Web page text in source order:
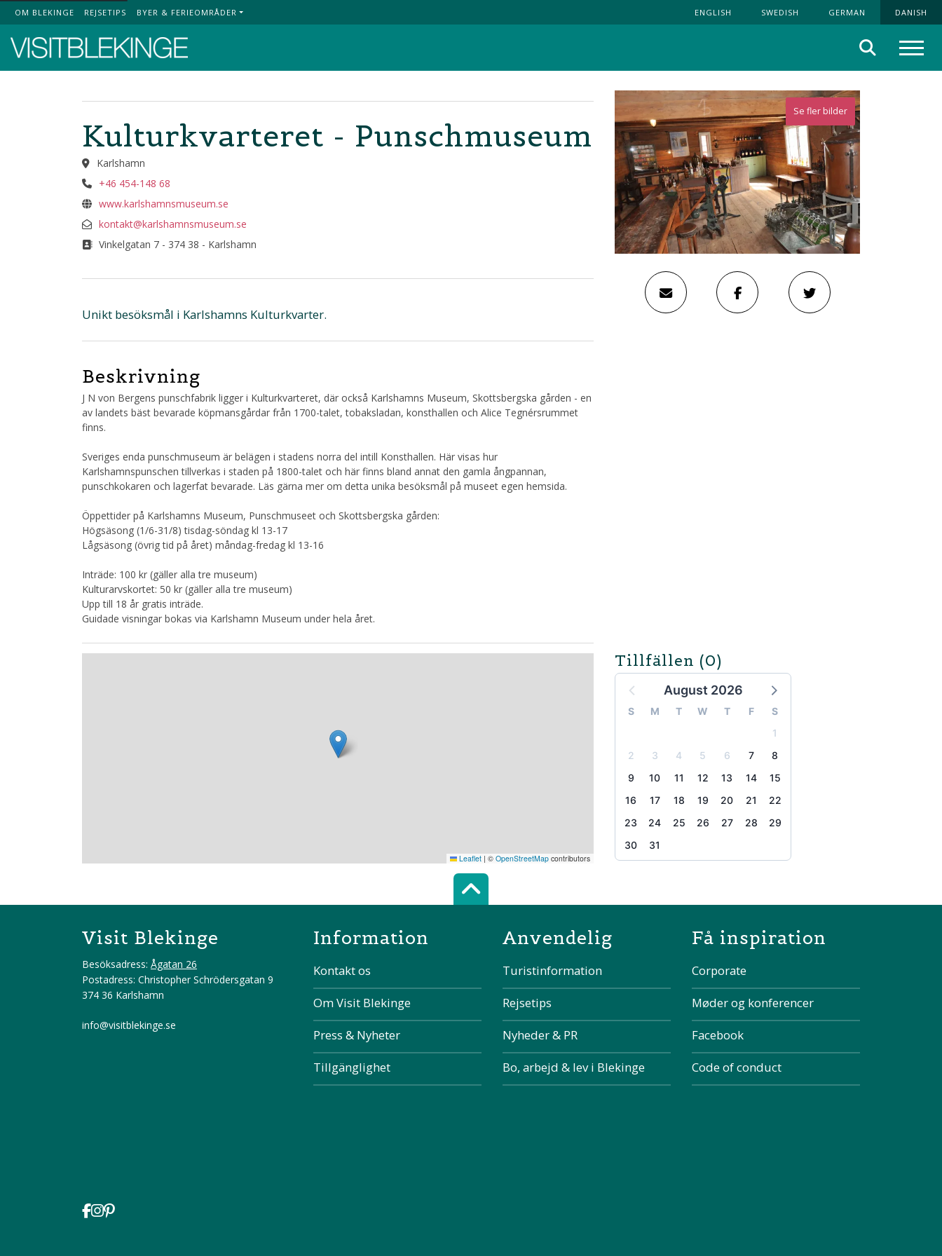
Top Menu
OM BLEKINGE REJSETIPS BYER & FERIEOMRÅDER ENGLISH SWEDISH GERMAN DANISH
Søg
Se fler bilder
Kulturkvarteret - Punschmuseum
Karlshamn
+46 454-148 68
www.karlshamnsmuseum.se
kontakt@karlshamnsmuseum.se
Vinkelgatan 7 - 374 38 - Karlshamn
Unikt besöksmål i Karlshamns Kulturkvarter.
Beskrivning
J N von Bergens punschfabrik ligger i Kulturkvarteret, där också Karlshamns Museum, Skottsbergska gården - en
av landets bäst bevarade köpmansgårdar från 1700-talet, tobaksladan, konsthallen och Alice Tegnérsrummet
finns.
Sveriges enda punschmuseum är belägen i stadens norra del intill Konsthallen. Här visas hur
Karlshamnspunschen tillverkas i staden på 1800-talet och här finns bland annat den gamla ångpannan,
punschkokaren och lagerfat bevarade. Läs gärna mer om detta unika besöksmål på museet egen hemsida.
Öppettider på Karlshamns Museum, Punschmuseet och Skottsbergska gården:
Högsäsong (1/6-31/8) tisdag-söndag kl 13-17
Lågsäsong (övrig tid på året) måndag-fredag kl 13-16
Inträde: 100 kr (gäller alla tre museum)
Kulturarvskortet: 50 kr (gäller alla tre museum)
Upp till 18 år gratis inträde.
Guidade visningar bokas via Karlshamn Museum under hela året.
Tillfällen (0)
August 2026
S M T W T F
S
1
2
3 4 5 6 7
8
9
10 11 12 13 14
15
16
17 18 19 20 21
22
23
24 25 26 27 28
29
30
31
Leaflet | © OpenStreetMap contributors
Scroll top of the page
Visit Blekinge
Besöksadress: Ågatan 26
Postadress: Christopher Schrödersgatan 9
374 36 Karlshamn
info@visitblekinge.se
Information
Kontakt os
Om Visit Blekinge
Press & Nyheter
Tillgänglighet
Anvendelig
Turistinformation
Rejsetips
Nyheder & PR
Bo, arbejd & lev i Blekinge
Få inspiration
Corporate
Møder og konferencer
Facebook
Code of conduct